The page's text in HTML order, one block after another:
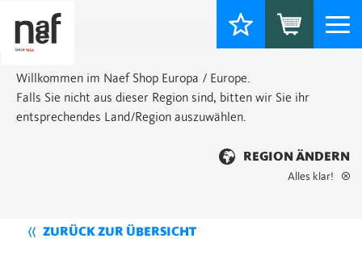
Willkommen im Naef Shop Europa / Europe.
Falls Sie nicht aus dieser Region sind, bitten wir Sie ihr
entsprechendes Land/Region auszuwählen.
REGION ÄNDERN
Alles klar!
ZURÜCK ZUR ÜBERSICHT